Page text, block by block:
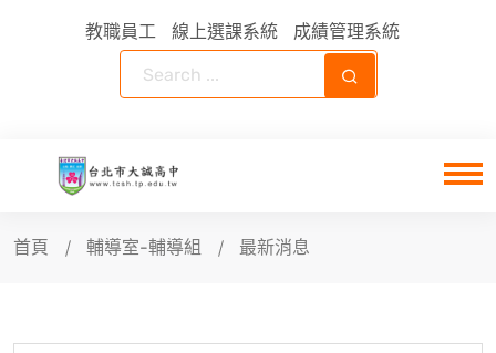
教職員工 線上選課系統 成績管理系統
首頁 輔導室-輔導組 最新消息